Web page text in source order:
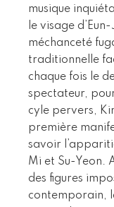
musique
le visage
méchanceté
traditionnelle
chaque fois le
spectateur,
cyle pervers,
première
savoir
Mi et Su-Yeon.
des figures
contemporain,